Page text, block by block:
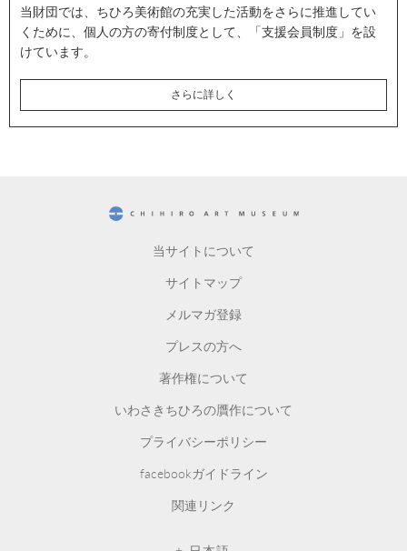
当財団では、ちひろ美術館の充実した活動をさらに推進してい
くために、個人の方の寄付制度として、「支援会員制度」を設
けています。
さらに詳しく
当サイトについて
サイトマップ
メルマガ登録
プレスの方へ
著作権について
いわさきちひろの贋作について
プライバシーポリシー
facebookガイドライン
関連リンク